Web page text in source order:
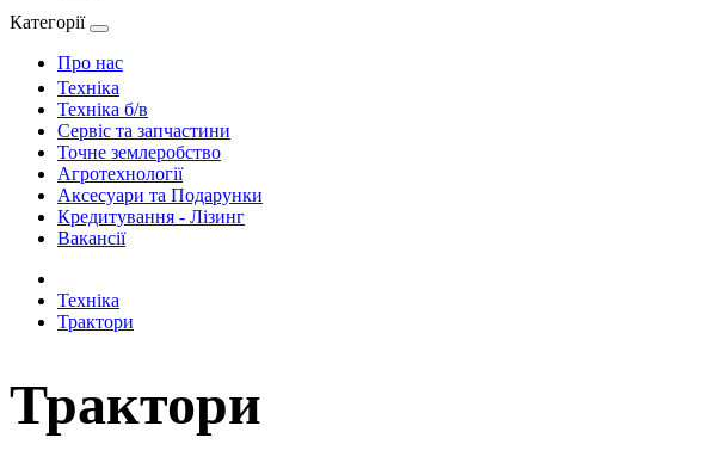
Категорії
Про нас
Техніка
Техніка б/в
Сервіс та запчастини
Точне землеробство
Агротехнології
Аксесуари та Подарунки
Кредитування - Лізинг
Вакансії
Техніка
Трактори
Трактори